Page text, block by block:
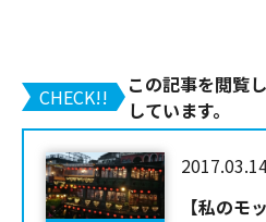
CHECK!!
この記事を閲覧
しています。
【私のモ